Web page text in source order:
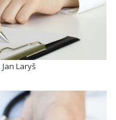
Laryš